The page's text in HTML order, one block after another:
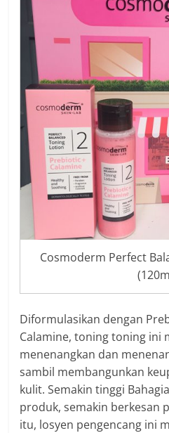
Cosmoderm Perfect
Diformulasikan dengan
Calamine, toning toning ini
menenangkan dan
sambil membangunkan
kulit. Semakin tinggi
produk, semakin berkesan
itu, losyen pengencang ini